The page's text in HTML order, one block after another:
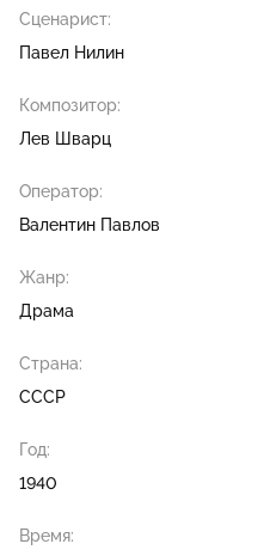
Сценарист:
Павел Нилин
Композитор:
Лев Шварц
Оператор:
Валентин Павлов
Жанр:
Драма
Страна:
СССР
Год:
1940
Время: